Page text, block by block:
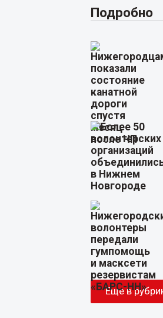
Подробно
Еще в